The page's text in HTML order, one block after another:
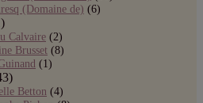
(Domaine de) (6)
Calvaire (2)
Brusset (8)
(1)
Betton (4)